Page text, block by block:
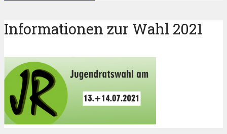
Informationen zur Wahl 2021